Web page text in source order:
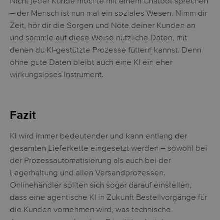
– der Mensch ist nun mal ein soziales Wesen. Nimm dir
Zeit, hör dir die Sorgen und Nöte deiner Kunden an
und sammle auf diese Weise nützliche Daten, mit
denen du KI-gestützte Prozesse füttern kannst. Denn
ohne gute Daten bleibt auch eine KI ein eher
wirkungsloses Instrument.
Fazit
KI wird immer bedeutender und kann entlang der
gesamten Lieferkette eingesetzt werden – sowohl bei
der Prozessautomatisierung als auch bei der
Lagerhaltung und allen Versandprozessen.
Onlinehändler sollten sich sogar darauf einstellen,
dass eine agentische KI in Zukunft Bestellvorgänge für
die Kunden vornehmen wird, was technische